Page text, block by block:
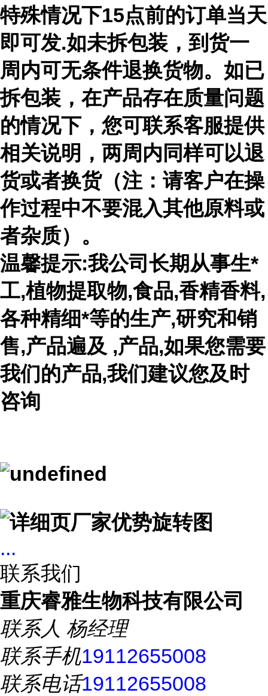
特殊情况下15点前的订单当天
即可发.如未拆包装，到货一
周内可无条件退换货物。如已
拆包装，在产品存在质量问题
的情况下，您可联系客服提供
相关说明，两周内同样可以退
货或者换货（注：请客户在操
作过程中不要混入其他原料或
者杂质）。
温馨提示:我公司长期从事生*
工,植物提取物,食品,香精香料,
各种精细*等的生产,研究和销
售,产品遍及 ,产品,如果您需要
我们的产品,我们建议您及时
咨询
...
联系我们
重庆睿雅生物科技有限公司
联系人 杨经理
联系手机19112655008
联系电话19112655008